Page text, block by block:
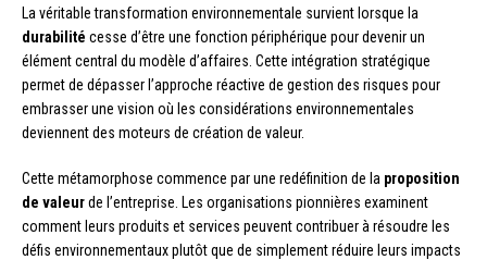
La véritable transformation environnementale survient lorsque la
durabilité cesse d’être une fonction périphérique pour devenir un
élément central du modèle d’affaires. Cette intégration stratégique
permet de dépasser l’approche réactive de gestion des risques pour
embrasser une vision où les considérations environnementales
deviennent des moteurs de création de valeur.
Cette métamorphose commence par une redéfinition de la proposition
de valeurde l’entreprise. Les organisations pionnières examinent
comment leurs produits et services peuvent contribuer à résoudre les
défis environnementaux plutôt que de simplement réduire leurs impacts